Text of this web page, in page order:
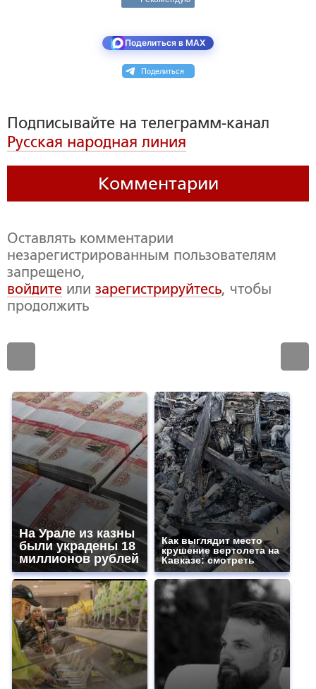
Поделиться в MAX
Поделиться
Подписывайте на телеграмм-канал
Русская народная линия
Комментарии
Оставлять комментарии
незарегистрированным пользователям
запрещено,
войдите или зарегистрируйтесь, чтобы
продолжить
На Урале из казны
были украдены 18
миллионов рублей
Как выглядит место
крушение вертолета на
Кавказе: смотреть